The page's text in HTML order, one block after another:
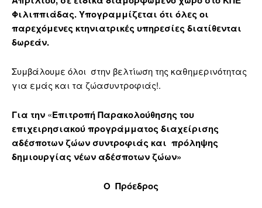
Φιλιππιάδας. Υπογραμμίζεται ότι όλες οι
παρεχόμενες κτηνιατρικές υπηρεσίες διατίθενται
δωρεάν.
Συμβάλουμε όλοι στην βελτίωση της καθημερινότητας
για εμάς και τα ζώασυντροφιάς!.
Για την «Επιτροπή Παρακολούθησης του
επιχειρησιακού προγράμματος διαχείρισης
αδέσποτων ζώων συντροφιάς και πρόληψης
δημιουργίας νέων αδέσποτων ζώων»
Ο Πρόεδρος